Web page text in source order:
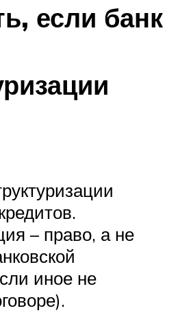
если банк
– право, а не
иное не